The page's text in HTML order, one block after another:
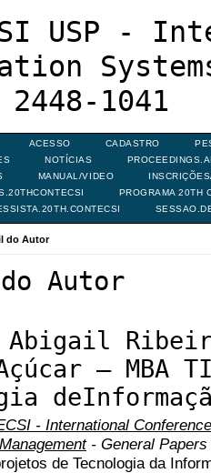
USP -
1041
ACESSO CADASTRO
NOTÍCIAS
MANUAL/VIDEO
PROGRAMA 20TH
do Autor
Autor
Abigail
– MBA
- International
- General Papers
de Tecnologia da